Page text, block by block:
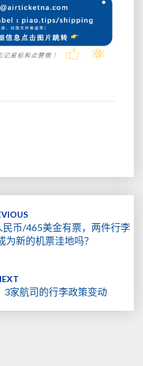
币/465美金有票，两件行李
为新的机票洼地吗？
3家航司的行李政策变动